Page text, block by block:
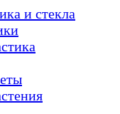
и стекла